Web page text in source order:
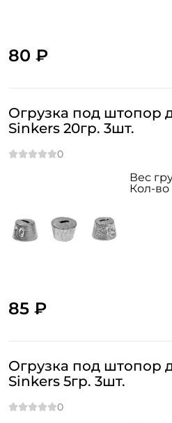
80 ₽
Огрузка под штопор
Sinkers 20гр. 3шт.
85 ₽
Вес
Кол-во
Огрузка под штопор
Sinkers 5гр. 3шт.